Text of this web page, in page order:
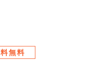
無料